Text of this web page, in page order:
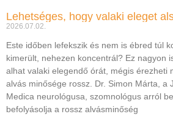
2026.07.02.
Este időben lefekszik és nem is ébred túl
kimerült, nehezen koncentrál? Ez nagyon
alhat valaki elegendő órát, mégis érezheti
alvás minősége rossz. Dr. Simon Márta, a
Medica neurológusa, szomnológus arról
befolyásolja a rossz alvásminőség